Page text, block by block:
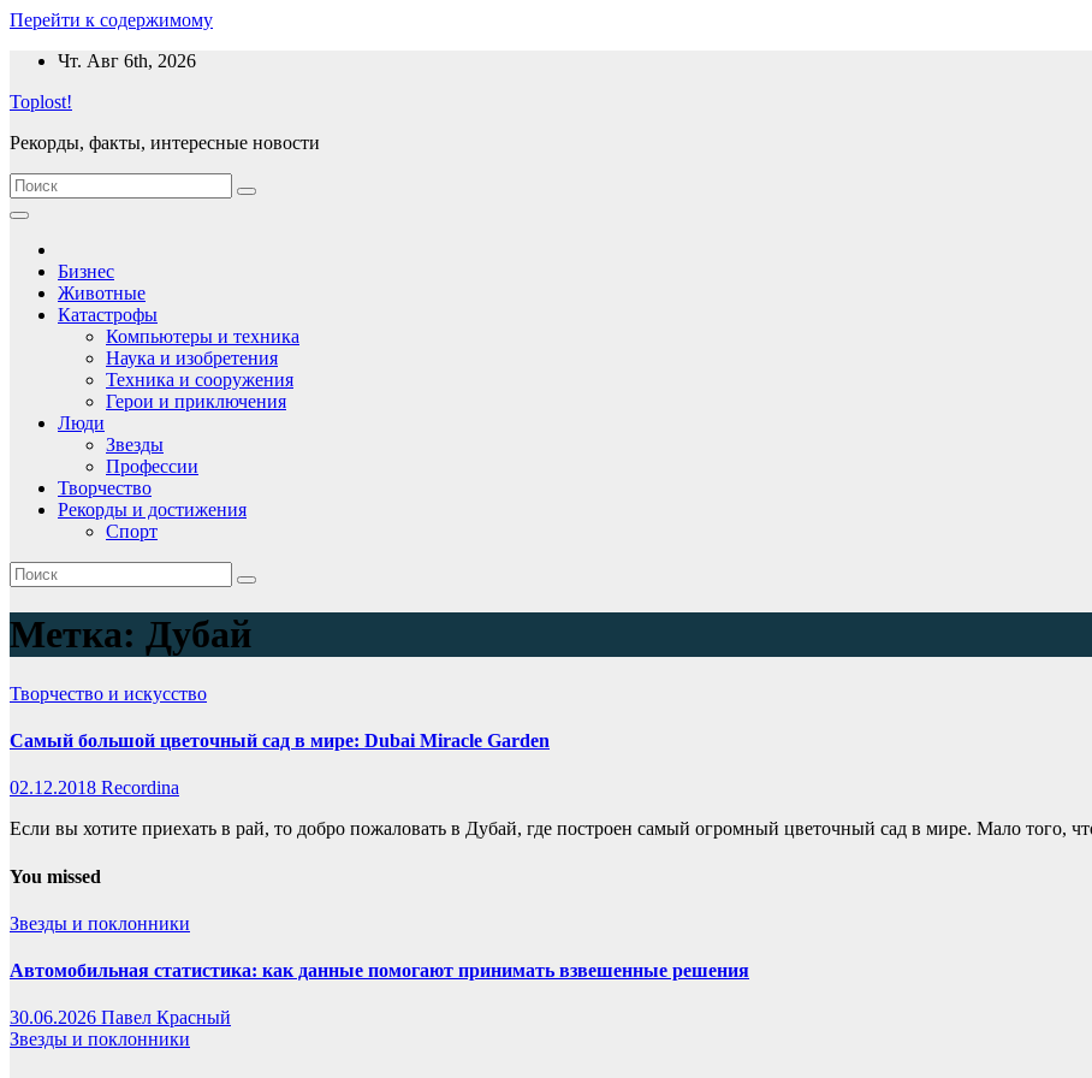
Перейти к содержимому
Чт. Авг 6th, 2026
Toplost!
Рекорды, факты, интересные новости
Бизнес
Животные
Катастрофы
Компьютеры и техника
Наука и изобретения
Техника и сооружения
Герои и приключения
Люди
Звезды
Профессии
Творчество
Рекорды и достижения
Спорт
Метка: Дубай
Творчество и искусство
Самый большой цветочный сад в мире: Dubai Miracle Garden
02.12.2018 Recordina
Если вы хотите приехать в рай, то добро пожаловать в Дубай, где построен самый огромный цветочный сад в мире. Мало того,
You missed
Звезды и поклонники
Автомобильная статистика: как данные помогают принимать взвешенные решения
30.06.2026 Павел Красный
Звезды и поклонники